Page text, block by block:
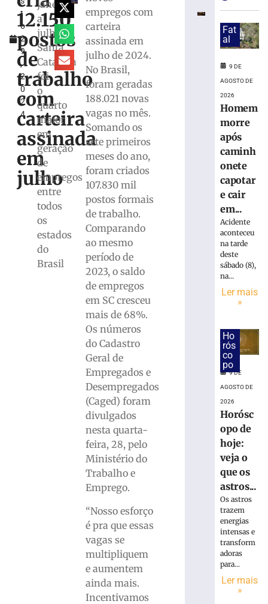
t
o
2
9
,
2
0
2
4
12.150
postos
de
trabalho
com
carteira
assinada
em
julho
janeiro
a
julho,
Santa
Catarina
foi
o
quarto
maior
em
geração
de
empregos
entre
todos
os
estados
do
Brasil
empregos com
carteira
assinada em
julho de 2024.
No Brasil,
foram geradas
188.021 novas
vagas no mês.
Somando os
sete primeiros
meses do ano,
foram criados
107.830 mil
postos formais
de trabalho.
Comparando
ao mesmo
período de
2023, o saldo
de empregos
em SC cresceu
mais de 68%.
Os números
do Cadastro
Geral de
Empregados e
Desempregados
(Caged) foram
divulgados
nesta quarta-
feira, 28, pelo
Ministério do
Trabalho e
Emprego.
“Nosso esforço
é pra que essas
vagas se
multipliquem
e aumentem
ainda mais.
Incentivamos
debate
regional
sobre
desafios
tributação
municipal
agosto
Retiradas
poupança
superam
depósitos
bilhões
julho
mais
inclui
honorários
base
Simples
Fat
al
9 DE
AGOSTO DE
2026
Homem
morre
após
caminh
onete
capotar
e cair
em...
Acidente
aconteceu
na tarde
deste
sábado (8),
na...
Ler mais
»
Ho
rós
co
po
9 DE
AGOSTO DE
2026
Horósc
opo de
hoje:
veja o
que os
astros...
Os astros
trazem
energias
intensas e
transform
adoras
para...
Ler mais
»